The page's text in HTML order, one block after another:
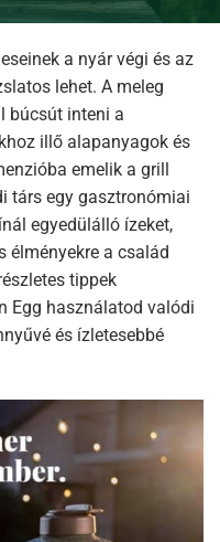
a nyár végi és az
lehet. A meleg
búcsút inteni a
illő alapanyagok és
emelik a grill
társ egy gasztronómiai
egyedülálló ízeket,
élményekre a család
tippek
Egg használatod valódi
és ízletesebbé